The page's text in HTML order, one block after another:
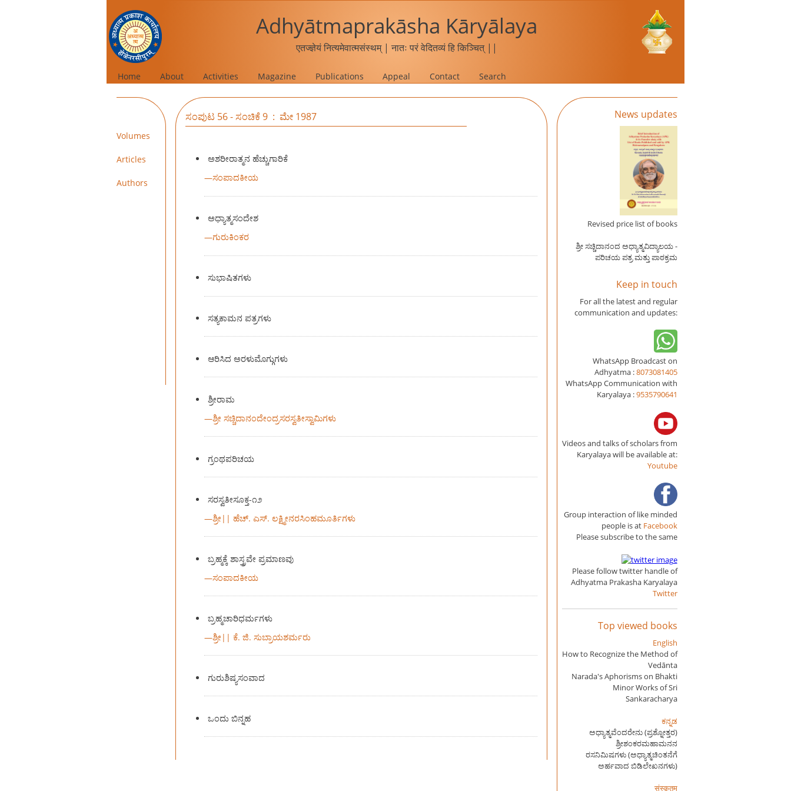
Adhyātmaprakāsha Kāryālaya
एतज्ज्ञेयं नित्यमेवात्मसंस्थम् | नातः परं वेदितव्यं हि किञ्चित् ||
Home About Activities Magazine Publications Appeal Contact Search
Volumes
Articles
Authors
ಸಂಪುಟ 56 - ಸಂಚಿಕೆ 9 : ಮೇ 1987
ಅಶರೀರಾತ್ಮನ ಹೆಚ್ಚುಗಾರಿಕೆ
—ಸಂಪಾದಕೀಯ
ಅಧ್ಯಾತ್ಮಸಂದೇಶ
—ಗುರುಕಿಂಕರ
ಸುಭಾಷಿತಗಳು
ಸತ್ಯಕಾಮನ ಪತ್ರಗಳು
ಆರಿಸಿದ ಅರಳುಮೊಗ್ಗುಗಳು
ಶ್ರೀರಾಮ
—ಶ್ರೀ ಸಚ್ಚಿದಾನಂದೇಂದ್ರಸರಸ್ವತೀಸ್ವಾಮಿಗಳು
ಗ್ರಂಥಪರಿಚಯ
ಸರಸ್ವತೀಸೂಕ್ತ-೧೨
—ಶ್ರೀ|| ಹೆಚ್. ಎಸ್. ಲಕ್ಷ್ಮೀನರಸಿಂಹಮೂರ್ತಿಗಳು
ಬ್ರಹ್ಮಕ್ಕೆ ಶಾಸ್ತ್ರವೇ ಪ್ರಮಾಣವು
—ಸಂಪಾದಕೀಯ
ಬ್ರಹ್ಮಚಾರಿಧರ್ಮಗಳು
—ಶ್ರೀ|| ಕೆ. ಜಿ. ಸುಬ್ರಾಯಶರ್ಮರು
ಗುರುಶಿಷ್ಯಸಂವಾದ
ಒಂದು ಬಿನ್ನಹ
News updates
Revised price list of books
ಶ್ರೀ ಸಚ್ಚಿದಾನಂದ ಅಧ್ಯಾತ್ಮವಿದ್ಯಾಲಯ -
ಪರಿಚಯ ಪತ್ರ ಮತ್ತು ಪಾಠಕ್ರಮ
Keep in touch
For all the latest and regular
communication and updates:
WhatsApp Broadcast on
Adhyatma :8073081405
WhatsApp Communication with
Karyalaya :9535790641
Videos and talks of scholars from
Karyalaya will be available at:
Youtube
Group interaction of like minded
people is at Facebook
Please subscribe to the same
Please follow twitter handle of
Adhyatma Prakasha Karyalaya
Twitter
Top viewed books
English
How to Recognize the Method of
Vedānta
Narada's Aphorisms on Bhakti
Minor Works of Sri
Sankaracharya
ಕನ್ನಡ
ಅಧ್ಯಾತ್ಮವೆಂದರೇನು (ಪ್ರಶ್ನೋತ್ತರ)
ಶ್ರೀಶಂಕರಮಹಾಮನನ
ರಸನಿಮಿಷಗಳು (ಅಧ್ಯಾತ್ಮಚಿಂತನೆಗೆ
ಅರ್ಹವಾದ ಬಿಡಿಲೇಖನಗಳು)
संस्कृतम्